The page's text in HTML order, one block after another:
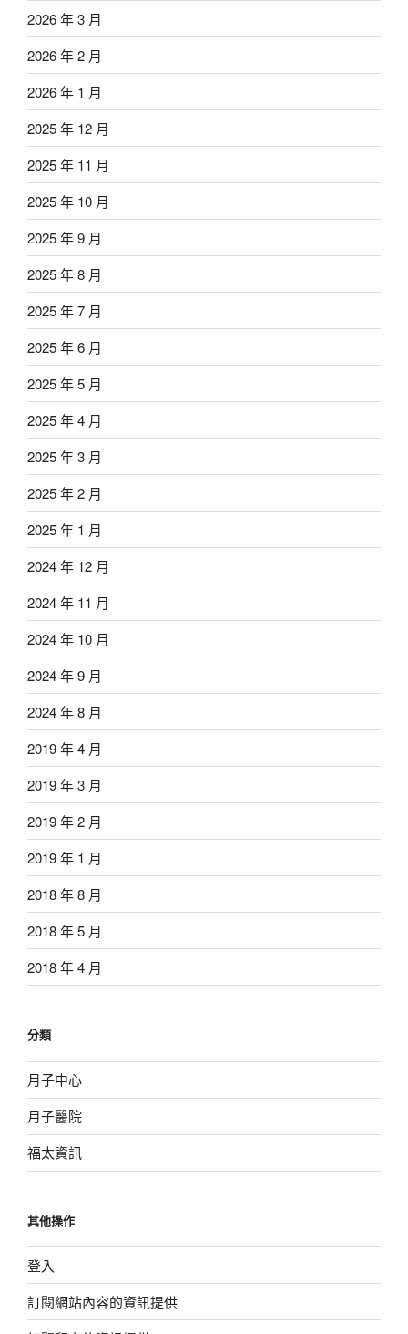
2026 年 3 月
2026 年 2 月
2026 年 1 月
2025 年 12 月
2025 年 11 月
2025 年 10 月
2025 年 9 月
2025 年 8 月
2025 年 7 月
2025 年 6 月
2025 年 5 月
2025 年 4 月
2025 年 3 月
2025 年 2 月
2025 年 1 月
2024 年 12 月
2024 年 11 月
2024 年 10 月
2024 年 9 月
2024 年 8 月
2019 年 4 月
2019 年 3 月
2019 年 2 月
2019 年 1 月
2018 年 8 月
2018 年 5 月
2018 年 4 月
分類
月子中心
月子醫院
福太資訊
其他操作
登入
訂閱網站內容的資訊提供